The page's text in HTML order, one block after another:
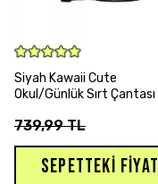
Siyah Kawaii Cute
Okul/Günlük Sırt Çantası
739,99 TL
SEPETTEKI FIYAT